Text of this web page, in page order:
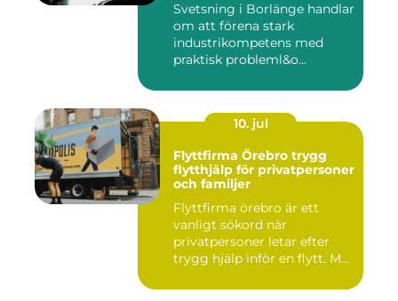
Svetsning i Borlänge handlar
om att förena stark
industrikompetens med
praktisk probleml&o...
10. jul
Flyttfirma Örebro trygg
flytthjälp för privatpersoner
och familjer
Flyttfirma örebro är ett
vanligt sökord när
privatpersoner letar efter
trygg hjälp inför en flytt. M...